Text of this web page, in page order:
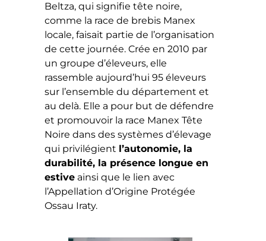
Beltza, qui signifie tête noire,
comme la race de brebis Manex
locale, faisait partie de l’organisation
de cette journée. Crée en 2010 par
un groupe d’éleveurs, elle
rassemble aujourd’hui 95 éleveurs
sur l’ensemble du département et
au delà. Elle a pour but de défendre
et promouvoir la race Manex Tête
Noire dans des systèmes d’élevage
qui privilégient l’autonomie, la
durabilité, la présence longue en
estiveainsi que le lien avec
l’Appellation d’Origine Protégée
Ossau Iraty.